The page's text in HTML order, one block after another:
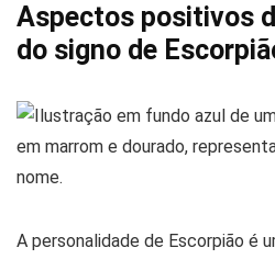
Aspectos positivos
do signo de
A personalidade de Escorpião é